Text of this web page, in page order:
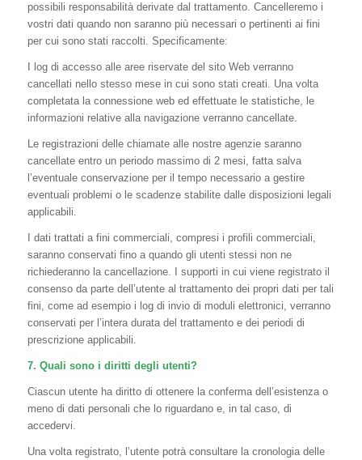
possibili responsabilità derivate dal trattamento. Cancelleremo i
vostri dati quando non saranno più necessari o pertinenti ai fini
per cui sono stati raccolti. Specificamente:
I log di accesso alle aree riservate del sito Web verranno
cancellati nello stesso mese in cui sono stati creati. Una volta
completata la connessione web ed effettuate le statistiche, le
informazioni relative alla navigazione verranno cancellate.
Le registrazioni delle chiamate alle nostre agenzie saranno
cancellate entro un periodo massimo di 2 mesi, fatta salva
l’eventuale conservazione per il tempo necessario a gestire
eventuali problemi o le scadenze stabilite dalle disposizioni legali
applicabili.
I dati trattati a fini commerciali, compresi i profili commerciali,
saranno conservati fino a quando gli utenti stessi non ne
richiederanno la cancellazione. I supporti in cui viene registrato il
consenso da parte dell’utente al trattamento dei propri dati per tali
fini, come ad esempio i log di invio di moduli elettronici, verranno
conservati per l’intera durata del trattamento e dei periodi di
prescrizione applicabili.
7. Quali sono i diritti degli utenti?
Ciascun utente ha diritto di ottenere la conferma dell’esistenza o
meno di dati personali che lo riguardano e, in tal caso, di
accedervi.
Una volta registrato, l’utente potrà consultare la cronologia delle